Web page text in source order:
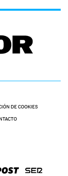
DE COOKIES